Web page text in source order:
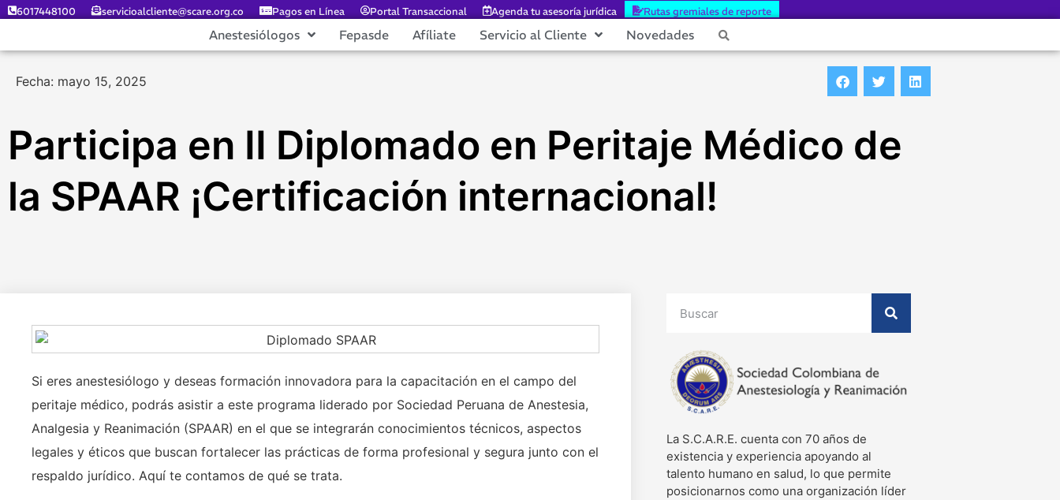
6017448100 servicioalcliente@scare.org.co Pagos en Línea Portal Transaccional Agenda tu asesoría jurídica Rutas gremiales de reporte
Anestesiólogos Fepasde Afíliate Servicio al Cliente Novedades
Fecha: mayo 15, 2025
Participa en II Diplomado en Peritaje Médico de
la SPAAR ¡Certificación internacional!
Si eres anestesiólogo y deseas formación innovadora para la capacitación en el campo del
peritaje médico, podrás asistir a este programa liderado por Sociedad Peruana de Anestesia,
Analgesia y Reanimación (SPAAR) en el que se integrarán conocimientos técnicos, aspectos
legales y éticos que buscan fortalecer las prácticas de forma profesional y segura junto con el
respaldo jurídico. Aquí te contamos de qué se trata.
La S.C.A.R.E. cuenta con 70 años de
existencia y experiencia apoyando al
talento humano en salud, lo que permite
posicionarnos como una organización líder